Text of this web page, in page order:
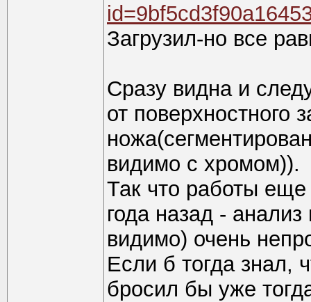
Загрузил-но все
Сразу видна и
от поверхностного
видимо с хромом)).
Так что работы
года назад -
видимо) очень
Если б тогда знал,
бросил бы уже